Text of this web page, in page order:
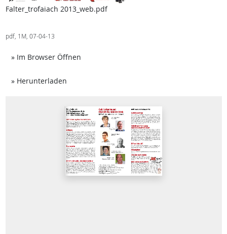
Falter_trofaiach 2013_web.pdf
pdf, 1M, 07-04-13
» Im Browser Öffnen
» Herunterladen